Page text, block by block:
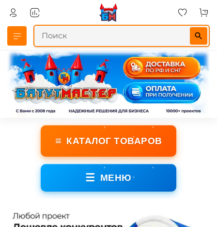
≡ КАТАЛОГ ТОВАРОВ
☰ МЕНЮ